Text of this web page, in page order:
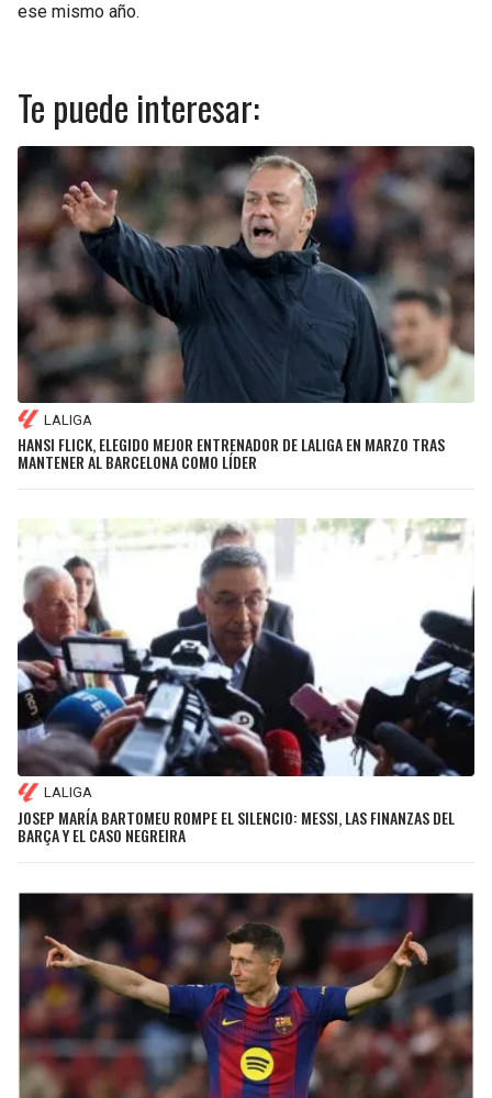
ese mismo año.
Te puede interesar:
LALIGA
HANSI FLICK, ELEGIDO MEJOR ENTRENADOR DE LALIGA EN MARZO TRAS
MANTENER AL BARCELONA COMO LÍDER
LALIGA
JOSEP MARÍA BARTOMEU ROMPE EL SILENCIO: MESSI, LAS FINANZAS DEL
BARÇA Y EL CASO NEGREIRA